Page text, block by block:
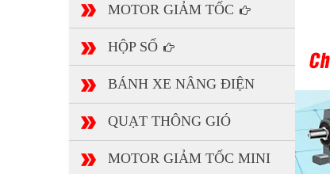
MOTOR GIẢM TỐC
HỘP SỐ
BÁNH XE NÂNG ĐIỆN
QUẠT THÔNG GIÓ
MOTOR GIẢM TỐC MINI